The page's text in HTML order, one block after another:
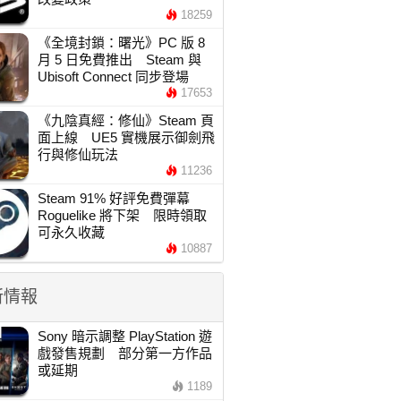
18259
《全境封鎖：曙光》PC 版 8
月 5 日免費推出 Steam 與
Ubisoft Connect 同步登場
17653
《九陰真經：修仙》Steam 頁
面上線 UE5 實機展示御劍飛
行與修仙玩法
11236
Steam 91% 好評免費彈幕
Roguelike 將下架 限時領取
可永久收藏
10887
報
Sony 暗示調整 PlayStation 遊
戲發售規劃 部分第一方作品
或延期
1189